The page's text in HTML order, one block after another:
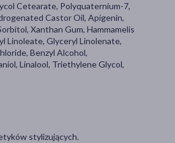
Cetearate, Polyquaternium-7,
Castor Oil, Apigenin,
Xanthan Gum, Hammamelis
Linoleate, Glyceryl Linolenate,
Benzyl Alcohol,
Linalool, Triethylene Glycol,
stylizujących.